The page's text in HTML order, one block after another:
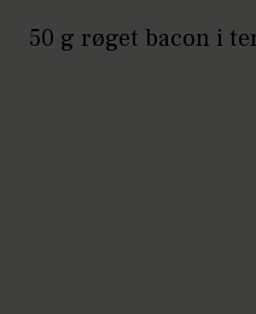
50 g røget bacon i